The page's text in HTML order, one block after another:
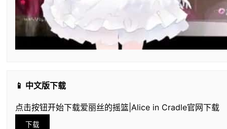
📱 中文版下载
点击按钮开始下载爱丽丝的摇篮|Alice in Cradle官网下载
下载